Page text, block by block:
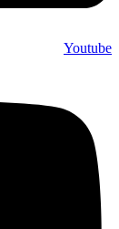
Youtube